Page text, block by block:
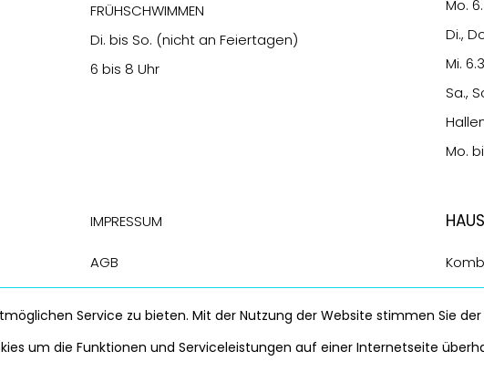
FRÜHSCHWIMMEN
Di. bis So. (nicht an Feiertagen)
6 bis 8 Uhr
Mo.
Di.,
Mi.
Sa.,
Mo.
Impressum
AGB
DSB
Widerrufsbelehrung
Service zu bieten. Mit der Nutzung der Website stimmen Sie
um die Funktionen und Serviceleistungen auf einer Internetseite